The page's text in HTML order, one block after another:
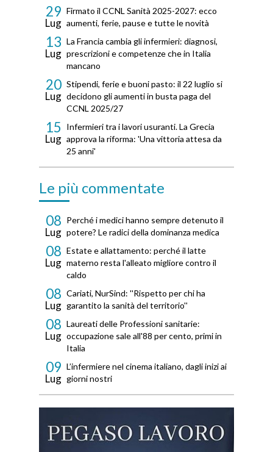
29
Lug
Firmato il CCNL Sanità 2025-2027: ecco
aumenti, ferie, pause e tutte le novità
13
Lug
La Francia cambia gli infermieri: diagnosi,
prescrizioni e competenze che in Italia
mancano
20
Lug
Stipendi, ferie e buoni pasto: il 22 luglio si
decidono gli aumenti in busta paga del
CCNL 2025/27
15
Lug
Infermieri tra i lavori usuranti. La Grecia
approva la riforma: 'Una vittoria attesa da
25 anni'
Le più commentate
08
Lug
Perché i medici hanno sempre detenuto il
potere? Le radici della dominanza medica
08
Lug
Estate e allattamento: perché il latte
materno resta l'alleato migliore contro il
caldo
08
Lug
Cariati, NurSind: ''Rispetto per chi ha
garantito la sanità del territorio''
08
Lug
Laureati delle Professioni sanitarie:
occupazione sale all'88 per cento, primi in
Italia
09
Lug
L’infermiere nel cinema italiano, dagli inizi ai
giorni nostri